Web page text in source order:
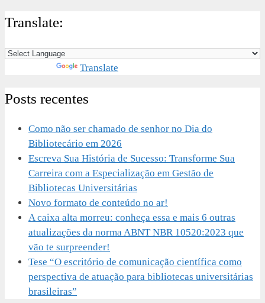
Translate:
Translate
Posts recentes
Como não ser chamado de senhor no Dia do
Bibliotecário em 2026
Escreva Sua História de Sucesso: Transforme Sua
Carreira com a Especialização em Gestão de
Bibliotecas Universitárias
Novo formato de conteúdo no ar!
A caixa alta morreu: conheça essa e mais 6 outras
atualizações da norma ABNT NBR 10520:2023 que
vão te surpreender!
Tese “O escritório de comunicação científica como
perspectiva de atuação para bibliotecas universitárias
brasileiras”